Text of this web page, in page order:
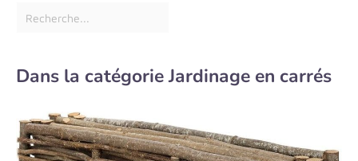
Dans la catégorie Jardinage en carrés